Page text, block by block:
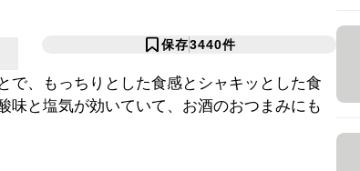
保存3440件
で、もっちりとした食感とシャキッとした食
味と塩気が効いていて、お酒のおつまみにも